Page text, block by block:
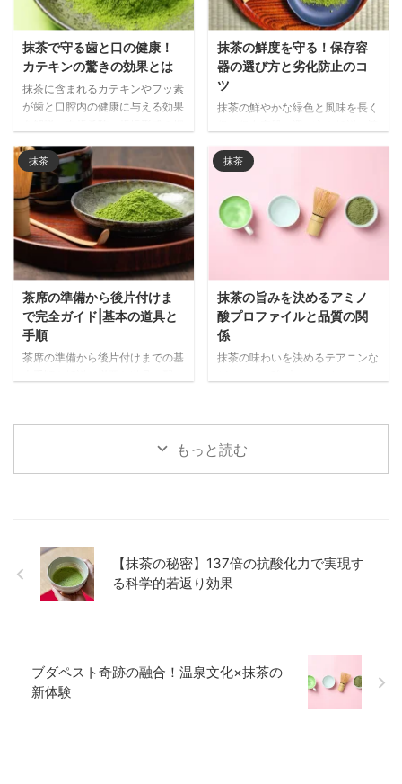
抹茶で守る歯と口の健康！
カテキンの驚きの効果とは
抹茶に含まれるカテキンやフッ素
が歯と口腔内の健康に与える効果
を取り入れることで期待できる口
腔ケア効果を詳しく紹介します。
抹茶の鮮度を守る！保存容
器の選び方と劣化防止のコ
ツ
抹茶の鮮やかな緑色と風味を長く
光性・密閉性・サイズなど重要な
ポイントと、金属製・陶器・ガラ
メリット・デメリットを詳しく紹
介します。
抹茶
茶席の準備から後片付けま
で完全ガイド|基本の道具と
手順
茶席の準備から後片付けまでの基
たおもてなしを実現するポイント
をわかりやすく紹介します。
抹茶
抹茶の旨みを決めるアミノ
酸プロファイルと品質の関
係
抹茶の味わいを決めるテアニンな
見られる特徴的なアミノ酸バラン
スの関係性を科学的に紐解きま
もっと読む
【抹茶の秘密】137倍の抗酸化力で実現す
る科学的若返り効果
ブダペスト奇跡の融合！温泉文化×抹茶の
新体験